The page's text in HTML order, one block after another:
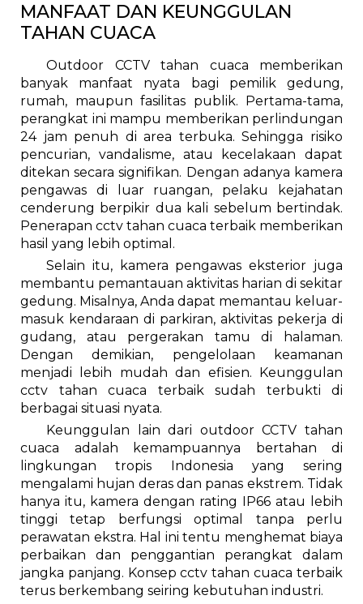
MANFAAT DAN KEUNGGULAN
TAHAN CUACA
Outdoor CCTV tahan cuaca memberikan
banyak manfaat nyata bagi pemilik gedung,
rumah, maupun fasilitas publik. Pertama-tama,
perangkat ini mampu memberikan perlindungan
24 jam penuh di area terbuka. Sehingga risiko
pencurian, vandalisme, atau kecelakaan dapat
ditekan secara signifikan. Dengan adanya kamera
pengawas di luar ruangan, pelaku kejahatan
cenderung berpikir dua kali sebelum bertindak.
Penerapan cctv tahan cuaca terbaik memberikan
hasil yang lebih optimal.
Selain itu, kamera pengawas eksterior juga
membantu pemantauan aktivitas harian di sekitar
gedung. Misalnya, Anda dapat memantau keluar-
masuk kendaraan di parkiran, aktivitas pekerja di
gudang, atau pergerakan tamu di halaman.
Dengan demikian, pengelolaan keamanan
menjadi lebih mudah dan efisien. Keunggulan
cctv tahan cuaca terbaik sudah terbukti di
berbagai situasi nyata.
Keunggulan lain dari outdoor CCTV tahan
cuaca adalah kemampuannya bertahan di
lingkungan tropis Indonesia yang sering
mengalami hujan deras dan panas ekstrem. Tidak
hanya itu, kamera dengan rating IP66 atau lebih
tinggi tetap berfungsi optimal tanpa perlu
perawatan ekstra. Hal ini tentu menghemat biaya
perbaikan dan penggantian perangkat dalam
jangka panjang. Konsep cctv tahan cuaca terbaik
terus berkembang seiring kebutuhan industri.